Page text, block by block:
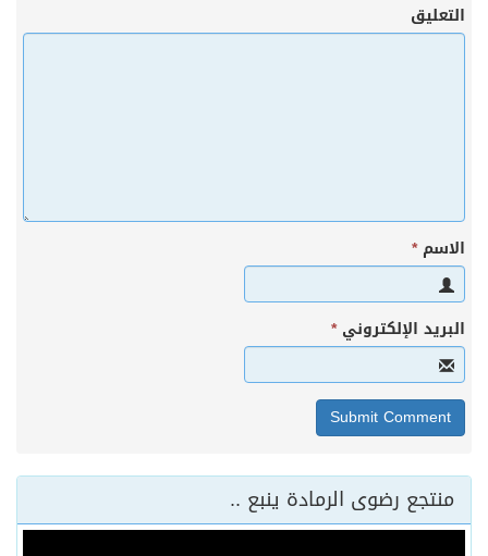
التعليق
الاسم*
البريد الإلكتروني*
منتجع رضوى الرمادة ينبع ..